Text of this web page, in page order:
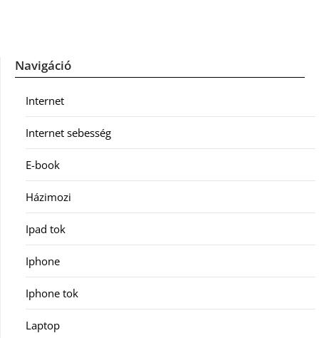
Navigáció
Internet
Internet sebesség
E-book
Házimozi
Ipad tok
Iphone
Iphone tok
Laptop